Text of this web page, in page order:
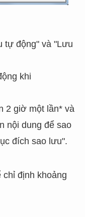
tự động" và "Lưu
khi
2 giờ một lần* và
nội dung để sao
đích sao lưu".
định khoảng